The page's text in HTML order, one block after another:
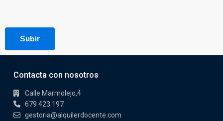
Subir
Contacta con nosotros
Calle Marmolejo,4
679 423 197
gestoria@alquilerdocente.com